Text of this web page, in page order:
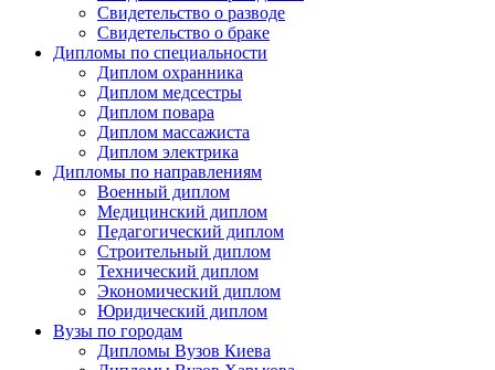
Свидетельство о разводе
Свидетельство о браке
Дипломы по специальности
Диплом охранника
Диплом медсестры
Диплом повара
Диплом массажиста
Диплом электрика
Дипломы по направлениям
Военный диплом
Медицинский диплом
Педагогический диплом
Строительный диплом
Технический диплом
Экономический диплом
Юридический диплом
Вузы по городам
Дипломы Вузов Киева